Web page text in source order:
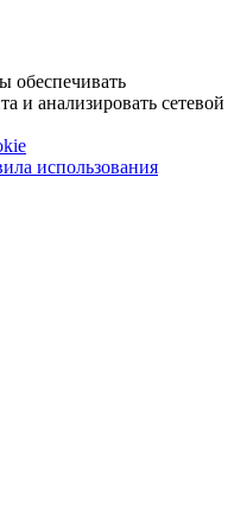
обеспечивать
и анализировать сетевой
использования